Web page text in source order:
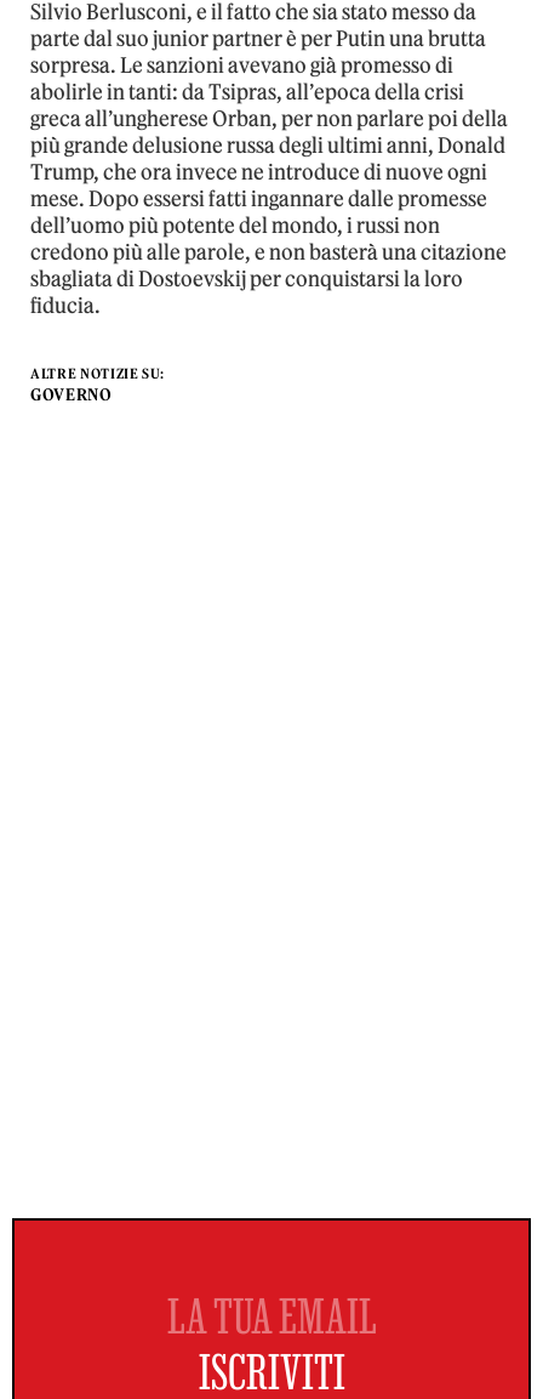
Silvio Berlusconi, e il fatto che sia stato messo da
parte dal suo junior partner è per Putin una brutta
sorpresa. Le sanzioni avevano già promesso di
abolirle in tanti: da Tsipras, all’epoca della crisi
greca all’ungherese Orban, per non parlare poi della
più grande delusione russa degli ultimi anni, Donald
Trump, che ora invece ne introduce di nuove ogni
mese. Dopo essersi fatti ingannare dalle promesse
dell’uomo più potente del mondo, i russi non
credono più alle parole, e non basterà una citazione
sbagliata di Dostoevskij per conquistarsi la loro
fiducia.
ALTRE NOTIZIE SU:
GOVERNO